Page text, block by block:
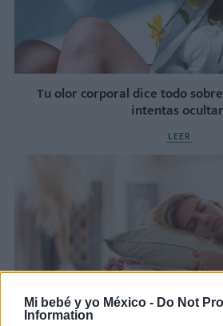
Mi bebé y yo México - Do Not
Information
Tu olor corporal dice todo
intentas
LEER